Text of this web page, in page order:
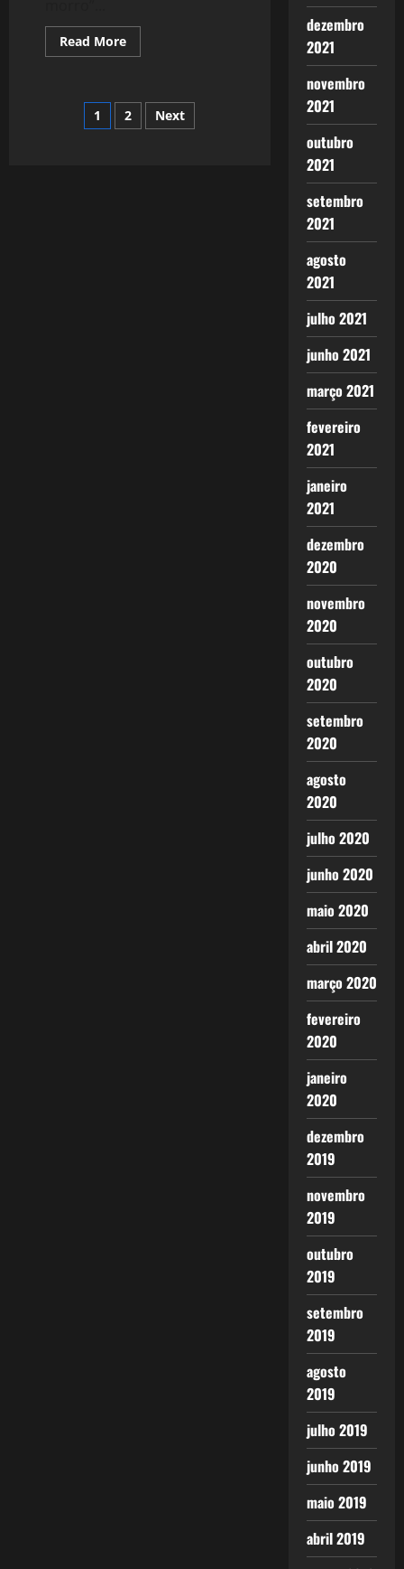
Read MoreRead
more
entre
Crise
Econômica
Paginação
1 2 Next
dezembro
2021
novembro
2021
outubro
2021
setembro
2021
agosto
2021
julho 2021
junho 2021
março 2021
fevereiro
2021
janeiro
2021
dezembro
2020
novembro
2020
outubro
2020
setembro
2020
agosto
2020
julho 2020
junho 2020
maio 2020
abril 2020
março 2020
fevereiro
2020
janeiro
2020
dezembro
2019
novembro
2019
outubro
2019
setembro
2019
agosto
2019
julho 2019
junho 2019
maio 2019
abril 2019